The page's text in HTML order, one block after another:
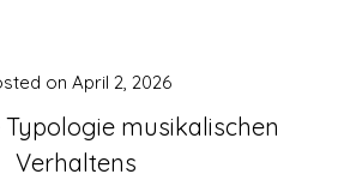
Typologie musikalischen
Verhaltens
on April 2, 2026